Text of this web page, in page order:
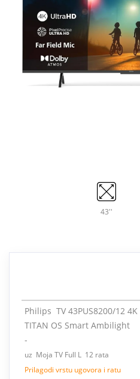
43''
Philips TV 43PUS8200/12 4K
TITAN OS Smart Ambilight
-
uz Moja TV Full L 12 rata
Prilagodi vrstu ugovora i ratu